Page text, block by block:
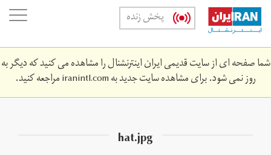
Skip
main
content
پخش زنده
شما صفحه ای از سایت قدیمی ایران اینترنشنال را مشاهده می کنید که دیگر به
روز نمی شود. برای مشاهده سایت جدید بهiranintl.comمراجعه کنید.
hat.jpg